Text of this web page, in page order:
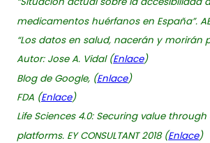
medicamentos huérfanos en España”.
“Los datos en salud, nacerán y morirán
Autor: Jose A. Vidal (Enlace)
Blog de Google, (Enlace)
FDA (Enlace)
Life Sciences 4.0: Securing value
platforms. EY CONSULTANT 2018 (Enlace)